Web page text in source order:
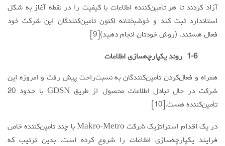
آزاد کردند تا هر تأمین‌کننده اطلاعات با کیفیت را در نقطه آغاز به شکل
استاندارد ثبت کند و خوشبختانه اکنون تأمین‌کنندگان این شرکت خود
فعال هستند. (روش خودتان انجام دهید)[9]
‎ 1-6روند یکپارچه‌سازی اطلاعات
همراه و فعال‌کردن تأمین‌کنندگان به نسبت‌راحت پیش رفت و امروزه این
شرکت در حال تبادل اطلاعات محصول از طریق GDSN با حدود 20
تأمین‌کننده هست.[10]
در یک اقدام استراتژیک شرکت Makro-Metro با چند تأمین‌کننده خاص
فرایند یکپارچه‌سازی اطلاعات را شروع کرده است. بدین ترتیب که